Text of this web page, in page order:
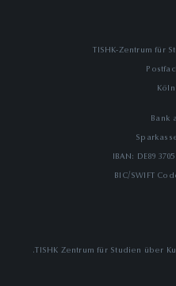
TISHK-Zentrum für
Bank
IBAN: DE89
BIC/SWIFT